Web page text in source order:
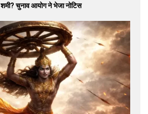
चुनाव आयोग ने भेजा नोटिस